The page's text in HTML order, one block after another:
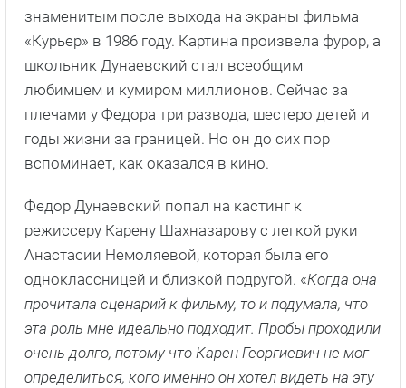
знаменитым после выхода на экраны фильма
«Курьер» в 1986 году. Картина произвела фурор, а
школьник Дунаевский стал всеобщим
любимцем и кумиром миллионов. Сейчас за
плечами у Федора три развода, шестеро детей и
годы жизни за границей. Но он до сих пор
вспоминает, как оказался в кино.
Федор Дунаевский попал на кастинг к
режиссеру Карену Шахназарову с легкой руки
Анастасии Немоляевой, которая была его
одноклассницей и близкой подругой. «Когда она
прочитала сценарий к фильму, то и подумала, что
эта роль мне идеально подходит. Пробы проходили
очень долго, потому что Карен Георгиевич не мог
определиться, кого именно он хотел видеть на эту